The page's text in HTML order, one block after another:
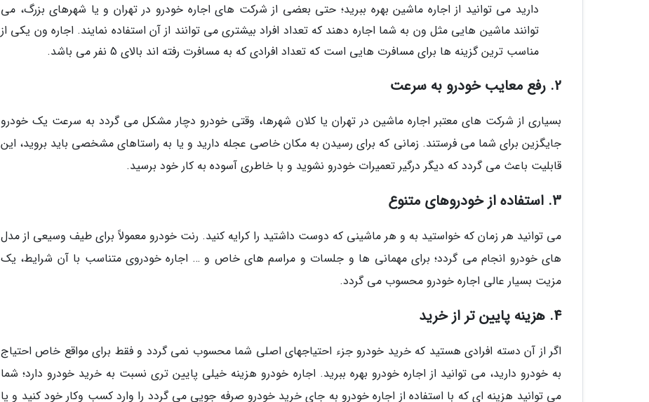
دارید می توانید از اجاره ماشین بهره ببرید؛ حتی بعضی از شرکت های اجاره خودرو در تهران و یا شهرهای بزرگ، می
توانند ماشین هایی مثل ون به شما اجاره دهند که تعداد افراد بیشتری می توانند از آن استفاده نمایند. اجاره ون یکی از
مناسب ترین گزینه ها برای مسافرت هایی است که تعداد افرادی که به مسافرت رفته اند بالای 5 نفر می باشد.
2. رفع معایب خودرو به سرعت
بسیاری از شرکت های معتبر اجاره ماشین در تهران یا کلان شهرها، وقتی خودرو دچار مشکل می گردد به سرعت یک خودرو
جایگزین برای شما می فرستند. زمانی که برای رسیدن به مکان خاصی عجله دارید و یا به راستاهای مشخصی باید بروید، این
قابلیت باعث می گردد که دیگر درگیر تعمیرات خودرو نشوید و با خاطری آسوده به کار خود برسید.
3. استفاده از خودروهای متنوع
می توانید هر زمان که خواستید به و هر ماشینی که دوست داشتید را کرایه کنید. رنت خودرو معمولاً برای طیف وسیعی از مدل
های خودرو انجام می گردد؛ برای مهمانی ها و جلسات و مراسم های خاص و … اجاره خودروی متناسب با آن شرایط، یک
مزیت بسیار عالی اجاره خودرو محسوب می گردد.
4. هزینه پایین تر از خرید
اگر از آن دسته افرادی هستید که خرید خودرو جزء احتیاجهای اصلی شما محسوب نمی گردد و فقط برای مواقع خاص احتیاج
به خودرو دارید، می توانید از اجاره خودرو بهره ببرید. اجاره خودرو هزینه خیلی پایین تری نسبت به خرید خودرو دارد؛ شما
می توانید هزینه ای که با استفاده از اجاره خودرو به جای خرید خودرو صرفه جویی می گردد را وارد کسب وکار خود کنید و یا